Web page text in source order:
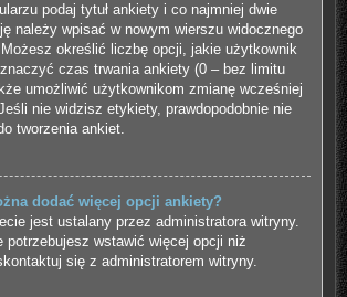
podaj tytuł ankiety i co najmniej dwie
należy wpisać w nowym wierszu widocznego
określić liczbę opcji, jakie użytkownik
czas trwania ankiety (0 – bez limitu
umożliwić użytkownikom zmianę wcześniej
nie widzisz etykiety, prawdopodobnie nie
tworzenia ankiet.
dodać więcej opcji ankiety?
jest ustalany przez administratora witryny.
potrzebujesz wstawić więcej opcji niż
się z administratorem witryny.